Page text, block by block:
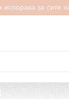
испорака за сите